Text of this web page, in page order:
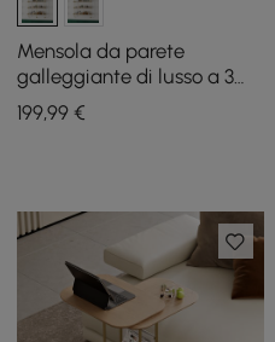
Mensola da parete
galleggiante di lusso a 3
livelli in mensole a parete in
MDF
199,99 €